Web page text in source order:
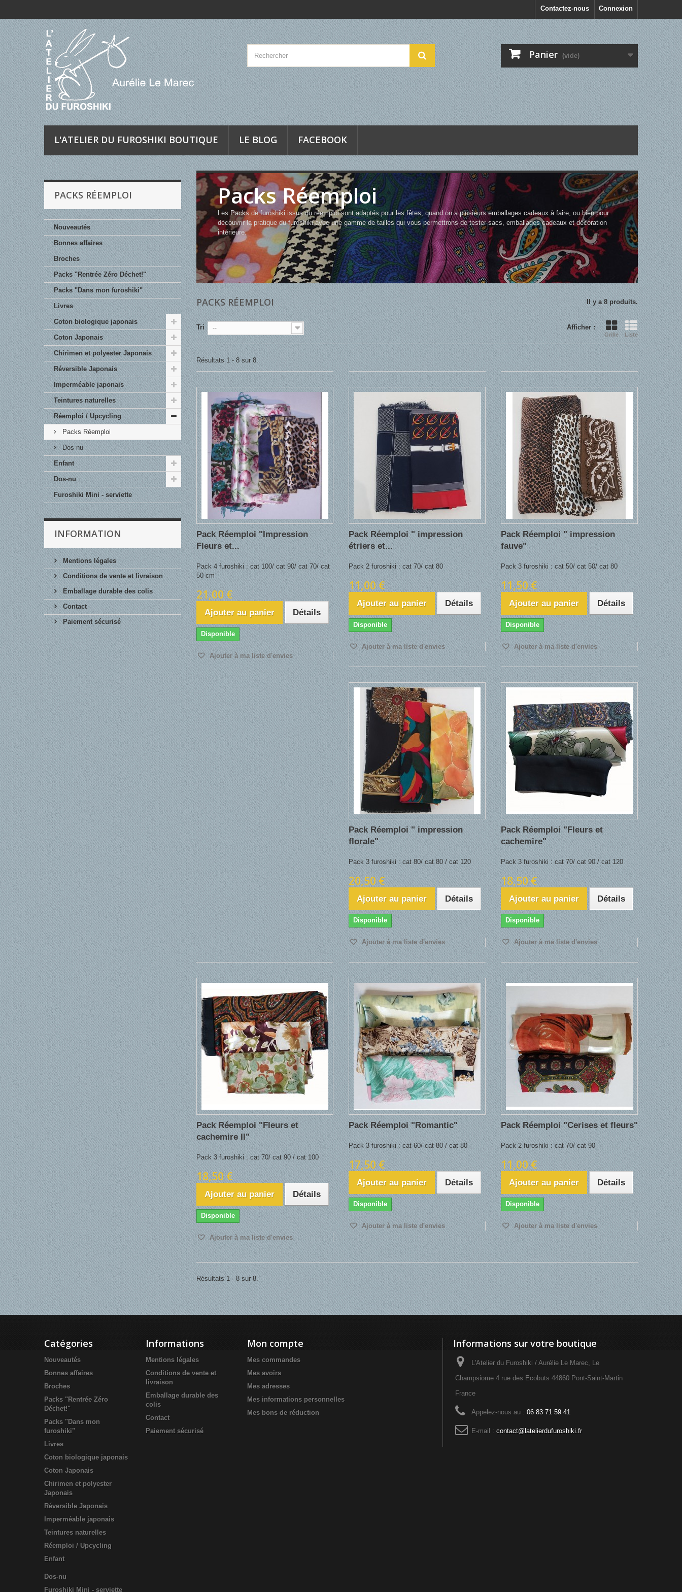
Connexion
Contactez-nous
Panier (vide)
L'ATELIER DU FUROSHIKI BOUTIQUE LE BLOG FACEBOOK
PACKS RÉEMPLOI
Nouveautés
Bonnes affaires
Broches
Packs "Rentrée Zéro Déchet!"
Packs "Dans mon furoshiki"
Livres
Coton biologique japonais
Coton Japonais
Chirimen et polyester Japonais
Réversible Japonais
Imperméable japonais
Teintures naturelles
Réemploi / Upcycling
Packs Réemploi
Dos-nu
Enfant
Dos-nu
Furoshiki Mini - serviette
INFORMATION
Mentions légales
Conditions de vente et livraison
Emballage durable des colis
Contact
Paiement sécurisé
Packs Réemploi
Les Packs de furoshiki issus du réemploi sont adaptés pour les fêtes, quand on a plusieurs emballages cadeaux à faire, ou bien pour
découvrir la pratique du furoshiki avec une gamme de tailles qui vous permettrons de tester sacs, emballages cadeaux et décoration
intérieure.
PACKS RÉEMPLOI Il y a 8 produits.
Afficher :
Grille Liste
Tri --
Résultats 1 - 8 sur 8.
Pack Réemploi "Impression
Fleurs et...
Pack 4 furoshiki : cat 100/ cat 90/ cat 70/ cat
50 cm
21,00 €
Ajouter au panier Détails
Disponible
Ajouter à ma liste d'envies
Pack Réemploi " impression
étriers et...
Pack 2 furoshiki : cat 70/ cat 80
11,00 €
Ajouter au panier Détails
Disponible
Ajouter à ma liste d'envies
Pack Réemploi " impression
fauve"
Pack 3 furoshiki : cat 50/ cat 50/ cat 80
11,50 €
Ajouter au panier Détails
Disponible
Ajouter à ma liste d'envies
Pack Réemploi " impression
florale"
Pack 3 furoshiki : cat 80/ cat 80 / cat 120
20,50 €
Ajouter au panier Détails
Disponible
Ajouter à ma liste d'envies
Pack Réemploi "Fleurs et
cachemire"
Pack 3 furoshiki : cat 70/ cat 90 / cat 120
18,50 €
Ajouter au panier Détails
Disponible
Ajouter à ma liste d'envies
Pack Réemploi "Fleurs et
cachemire II"
Pack 3 furoshiki : cat 70/ cat 90 / cat 100
18,50 €
Ajouter au panier Détails
Disponible
Ajouter à ma liste d'envies
Pack Réemploi "Romantic"
Pack 3 furoshiki : cat 60/ cat 80 / cat 80
17,50 €
Ajouter au panier Détails
Disponible
Ajouter à ma liste d'envies
Pack Réemploi "Cerises et fleurs"
Pack 2 furoshiki : cat 70/ cat 90
11,00 €
Ajouter au panier Détails
Disponible
Ajouter à ma liste d'envies
Résultats 1 - 8 sur 8.
Catégories
Nouveautés
Bonnes affaires
Broches
Packs "Rentrée Zéro
Déchet!"
Packs "Dans mon
furoshiki"
Livres
Coton biologique japonais
Coton Japonais
Chirimen et polyester
Japonais
Réversible Japonais
Imperméable japonais
Teintures naturelles
Réemploi / Upcycling
Enfant
Dos-nu
Furoshiki Mini - serviette
Informations
Mentions légales
Conditions de vente et
livraison
Emballage durable des
colis
Contact
Paiement sécurisé
Mon compte
Mes commandes
Mes avoirs
Mes adresses
Mes informations personnelles
Mes bons de réduction
Informations sur votre boutique
L'Atelier du Furoshiki / Aurélie Le Marec, Le
Champsiome 4 rue des Ecobuts 44860 Pont-Saint-Martin
France
Appelez-nous au : 06 83 71 59 41
E-mail : contact@latelierdufuroshiki.fr